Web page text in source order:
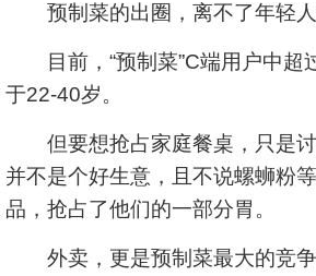
预制菜的出圈，离不了年轻人
目前，“预制菜”C端用户中超
于22-40岁。
但要想抢占家庭餐桌，只是讨
并不是个好生意，且不说螺蛳粉
品，抢占了他们的一部分胃。
外卖，更是预制菜最大的竞争